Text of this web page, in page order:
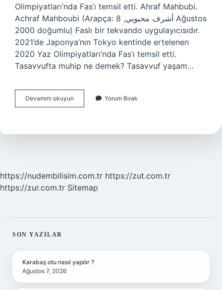
Olimpiyatları’nda Fas’ı temsil etti. Ahraf Mahbubi.
Achraf Mahboubi (Arapça: أشرف محبوبي, 8 Ağustos
2000 doğumlu) Faslı bir tekvando uygulayıcısıdır.
2021’de Japonya’nın Tokyo kentinde ertelenen
2020 Yaz Olimpiyatları’nda Fas’ı temsil etti.
Tasavvufta muhip ne demek? Tasavvuf yaşam…
Devamını okuyun Tasavvufta
Mahbub
Yorum Bırak
https://nudembilisim.com.tr https://zut.com.tr
https://zur.com.tr Sitemap
SIDEBAR
SON YAZILAR
Karabaş otu nasıl yapılır ?
Ağustos 7, 2026